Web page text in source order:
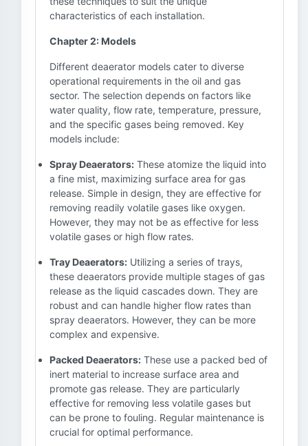
characteristics of each installation.
Chapter 2: Models
Different deaerator models cater to diverse
operational requirements in the oil and gas
sector. The selection depends on factors like
water quality, flow rate, temperature, pressure,
and the specific gases being removed. Key
models include:
Spray Deaerators: These atomize the liquid into
a fine mist, maximizing surface area for gas
release. Simple in design, they are effective for
removing readily volatile gases like oxygen.
However, they may not be as effective for less
volatile gases or high flow rates.
Tray Deaerators: Utilizing a series of trays,
these deaerators provide multiple stages of gas
release as the liquid cascades down. They are
robust and can handle higher flow rates than
spray deaerators. However, they can be more
complex and expensive.
Packed Deaerators: These use a packed bed of
inert material to increase surface area and
promote gas release. They are particularly
effective for removing less volatile gases but
can be prone to fouling. Regular maintenance is
crucial for optimal performance.